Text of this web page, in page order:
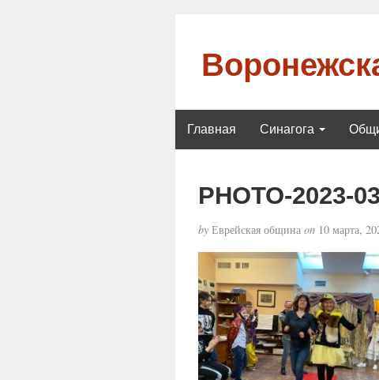
Главная Синагога
PHOTO-2023-
byЕврейская община on10 марта,